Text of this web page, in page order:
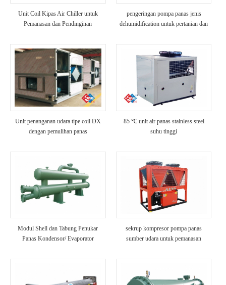
Unit Coil Kipas Air Chiller untuk
Pemanasan dan Pendinginan
pengeringan pompa panas jenis
dehumidification untuk pertanian dan
Unit penanganan udara tipe coil DX
dengan pemulihan panas
85 ℃ unit air panas stainless steel
suhu tinggi
Modul Shell dan Tabung Penukar
Panas Kondensor/ Evaporator
Unit untuk Industri Kimia
sekrup kompresor pompa panas
sumber udara untuk pemanasan